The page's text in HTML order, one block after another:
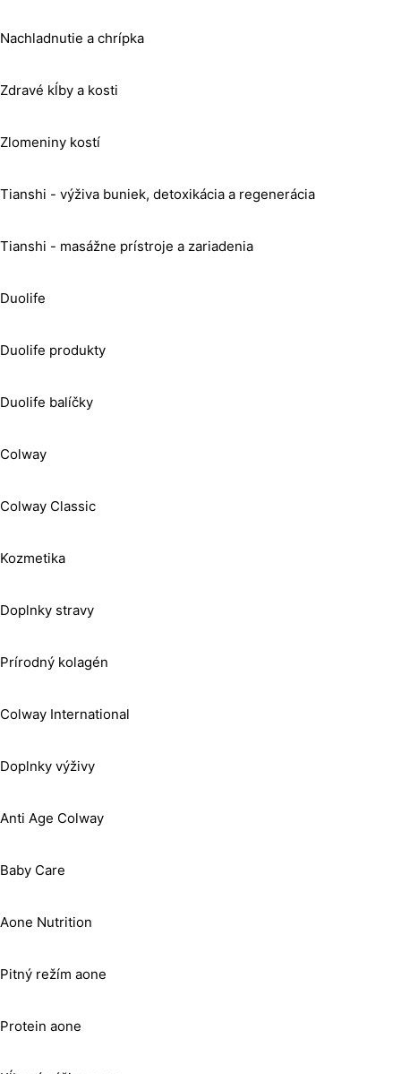
Nachladnutie a chrípka
Zdravé kĺby a kosti
Zlomeniny kostí
Tianshi - výživa buniek, detoxikácia a regenerácia
Tianshi - masážne prístroje a zariadenia
Duolife
Duolife produkty
Duolife balíčky
Colway
Colway Classic
Kozmetika
Doplnky stravy
Prírodný kolagén
Colway International
Doplnky výživy
Anti Age Colway
Baby Care
Aone Nutrition
Pitný režím aone
Protein aone